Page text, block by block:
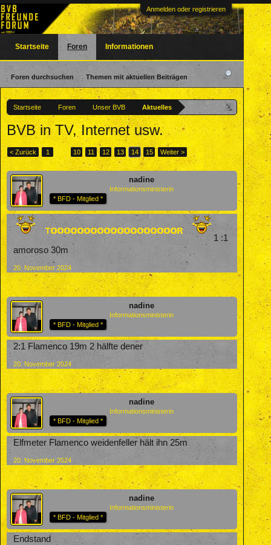
Anmelden oder registrieren
Startseite Foren Unser BVB Aktuelles
BVB in TV, Internet usw.
< Zurück 1 ← 10 11 12 13 14 15 Weiter >
nadine
Informationsministerin
* BFD - Mitglied *
1 :1
amoroso 30m
20. November 2024
nadine
Informationsministerin
* BFD - Mitglied *
2:1 Flamenco 19m 2 hälfte dener
20. November 2024
nadine
Informationsministerin
* BFD - Mitglied *
Elfmeter Flamenco weidenfeller hält ihn 25m
20. November 2024
nadine
Informationsministerin
* BFD - Mitglied *
Endstand
Startseite Foren
Foren durchsuchen Themen mit aktuellen Beiträgen
Informationen